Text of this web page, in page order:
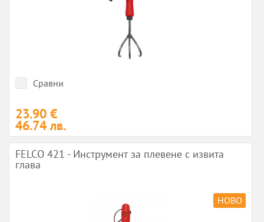
Сравни
23.90 €
46.74 лв.
FELCO 421 - Инструмент за плевене с извита
глава
НОВО